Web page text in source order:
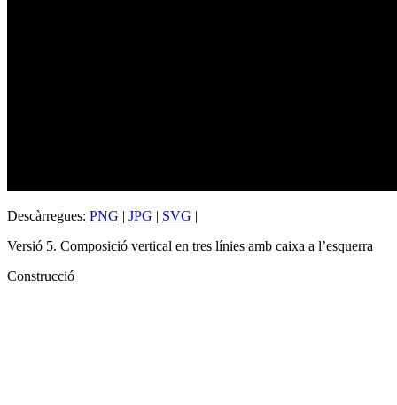
Descàrregues: PNG | JPG | SVG |
Versió 5. Composició vertical en tres línies amb caixa a l’esquerra
Construcció